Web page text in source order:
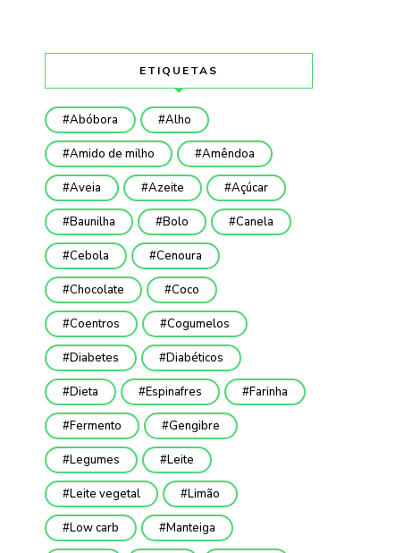
ETIQUETAS
Abóbora Alho
Amido de milho Amêndoa
Aveia Azeite Açúcar
Baunilha Bolo Canela
Cebola Cenoura
Chocolate Coco
Coentros Cogumelos
Diabetes Diabéticos
Dieta Espinafres Farinha
Fermento Gengibre
Legumes Leite
Leite vegetal Limão
Low carb Manteiga